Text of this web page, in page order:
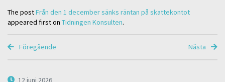
The postFrån den 1 december sänks räntan på skattekontot
appeared first on Tidningen Konsulten.
Föregående Nästa
12 juni 2026